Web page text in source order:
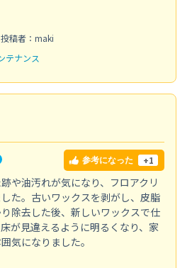
投稿者：maki
テナンス
参考になった +1
や油汚れが気になり、フロアクリ
た。古いワックスを剥がし、皮脂
除去した後、新しいワックスで仕
が見違えるように明るくなり、家
気になりました。